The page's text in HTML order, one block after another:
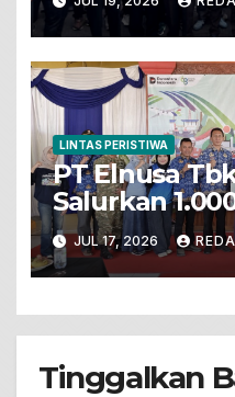
Pembekalan
LINTAS PERISTIWA
PT Elnusa
Salurkan
Sembako
Untuk Warga
Desa
JUL 17, 2026
Tinggalkan